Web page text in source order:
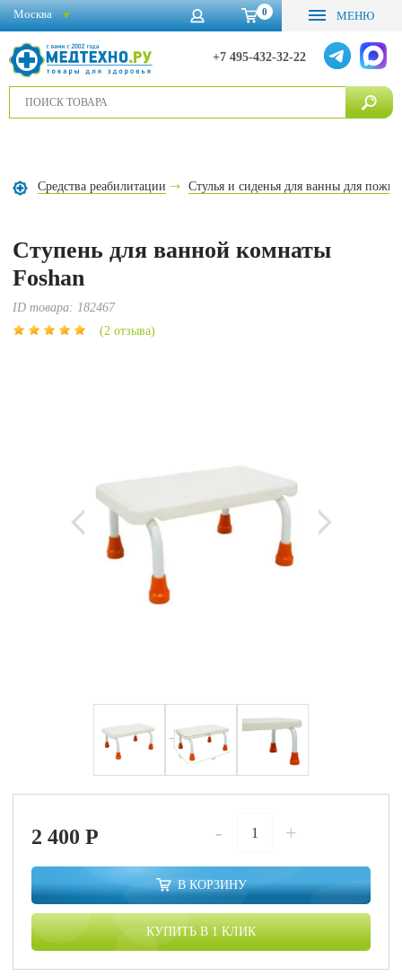
0 МЕНЮ
+7 495-432-32-22
Москва
Средства реабилитации Стулья и сиденья для ванны для
Ступень для ванной комнаты
Foshan
ID товара: 182467
(2 отзыва)
2 400P - +
В КОРЗИНУ
КУПИТЬ В 1 КЛИК